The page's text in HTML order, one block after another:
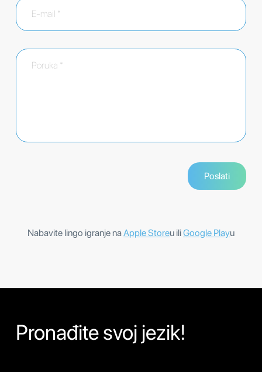
Nabavite lingo igranje naApple Storeu iliGoogle Playu
Pronađite svoj jezik!